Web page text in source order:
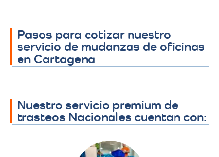
Pasos para cotizar nuestro
servicio de mudanzas de oficinas
en Cartagena
Nuestro servicio premium de
trasteos Nacionales cuentan con: